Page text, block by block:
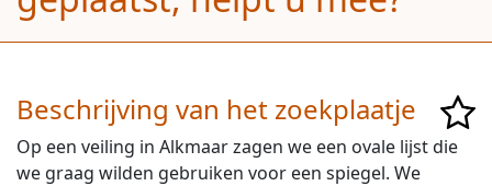
Beschrijving van het zoekplaatje
Op een veiling in Alkmaar zagen we een ovale lijst die
we graag wilden gebruiken voor een spiegel. We